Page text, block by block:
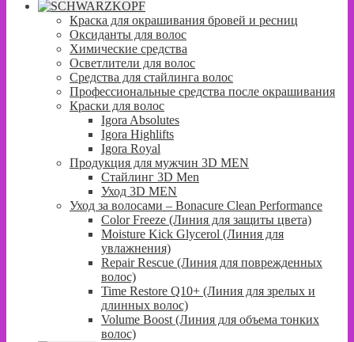
Краска для окрашивания бровей и ресниц
Оксиданты для волос
Химические средства
Осветлители для волос
Средства для стайлинга волос
Профессиональные средства после окрашивания
Краски для волос
Igora Absolutes
Igora Highlifts
Igora Royal
Продукция для мужчин 3D MEN
Стайлинг 3D Men
Уход 3D MEN
Уход за волосами – Bonacure Clean Performance
Color Freeze (Линия для защиты цвета)
Moisture Kick Glycerol (Линия для
увлажнения)
Repair Rescue (Линия для поврежденных
волос)
Time Restore Q10+ (Линия для зрелых и
длинных волос)
Volume Boost (Линия для объема тонких
волос)